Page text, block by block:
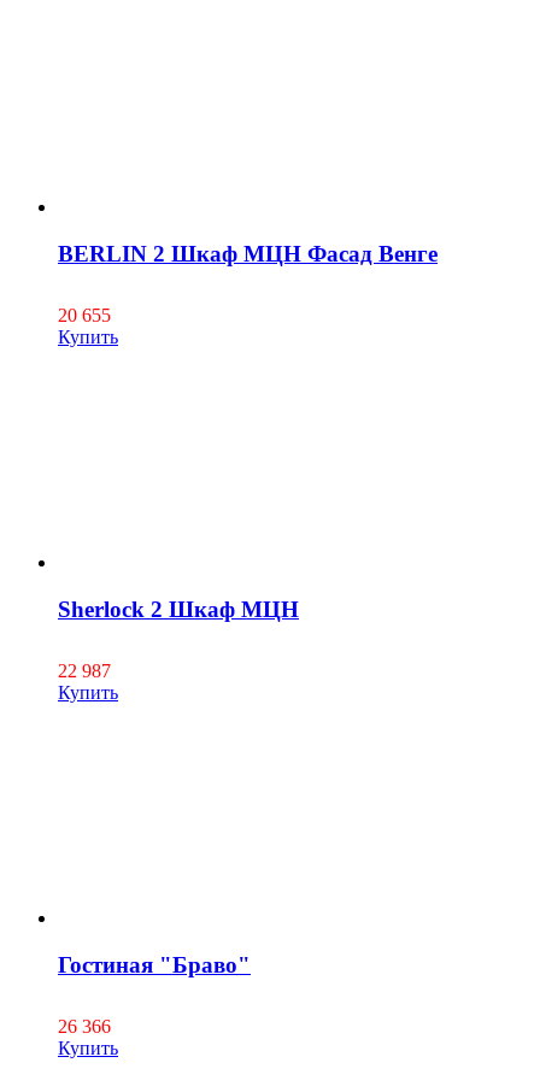
BERLIN 2 Шкаф МЦН Фасад Венге
20 655
Купить
Sherlock 2 Шкаф МЦН
22 987
Купить
Гостиная "Браво"
26 366
Купить